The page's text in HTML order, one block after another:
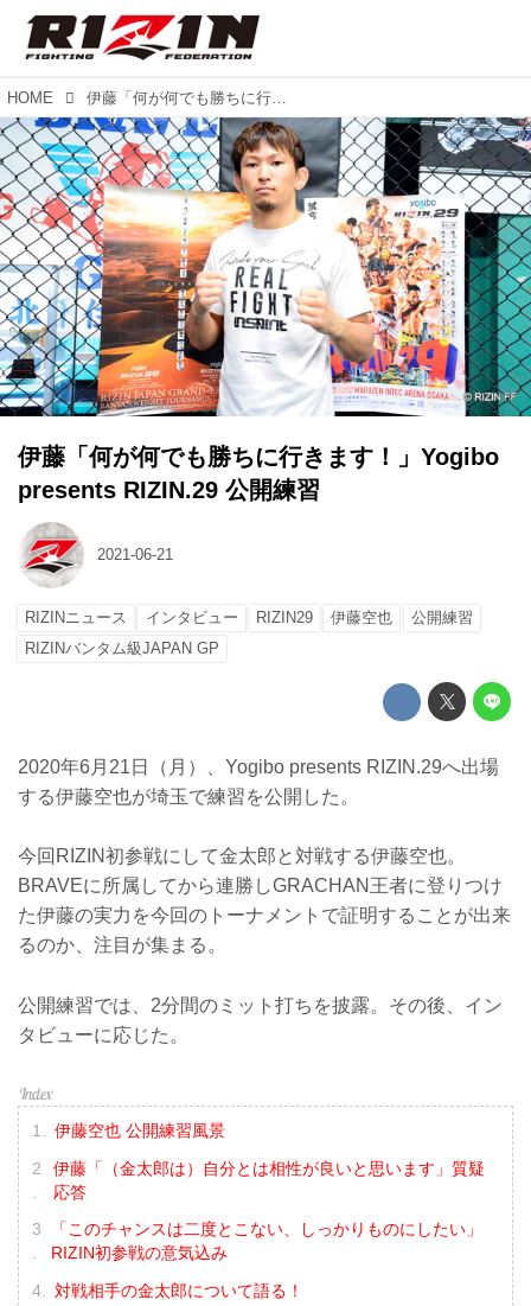
HOME 伊藤「何が何でも勝ちに行きます！」Yogibo presents RIZIN.29 公開練習
伊藤「何が何でも勝ちに行きます！」Yogibo
presents RIZIN.29 公開練習
2021-06-21
RIZINニュース インタビュー RIZIN29 伊藤空也
公開練習
RIZINバンタム級JAPAN GP
2020年6月21日（月）、Yogibo presents RIZIN.29へ出場
する伊藤空也が埼玉で練習を公開した。
今回RIZIN初参戦にして金太郎と対戦する伊藤空也。
BRAVEに所属してから連勝しGRACHAN王者に登りつけ
た伊藤の実力を今回のトーナメントで証明することが出来
るのか、注目が集まる。
公開練習では、2分間のミット打ちを披露。その後、イン
タビューに応じた。
伊藤空也 公開練習風景
伊藤「（金太郎は）自分とは相性が良いと思います」質疑
応答
「このチャンスは二度とこない、しっかりものにしたい」
RIZIN初参戦の意気込み
対戦相手の金太郎について語る！